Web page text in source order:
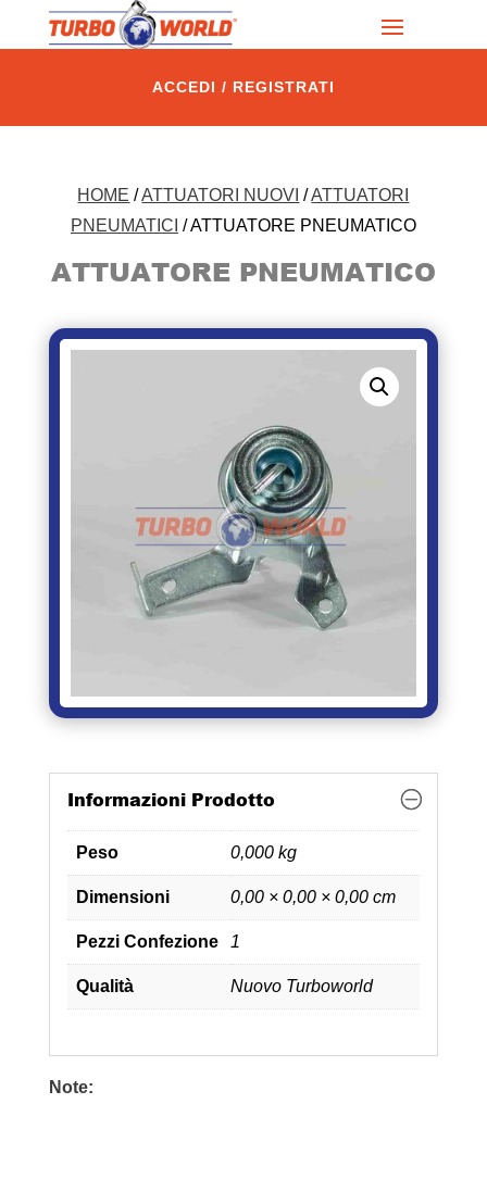
ACCEDI / REGISTRATI
HOME /ATTUATORI NUOVI /ATTUATORI
PNEUMATICI / ATTUATORE PNEUMATICO
ATTUATORE PNEUMATICO
Informazioni Prodotto
Peso 0,000 kg
Dimensioni 0,00 × 0,00 × 0,00 cm
Pezzi Confezione 1
Qualità Nuovo Turboworld
Note: